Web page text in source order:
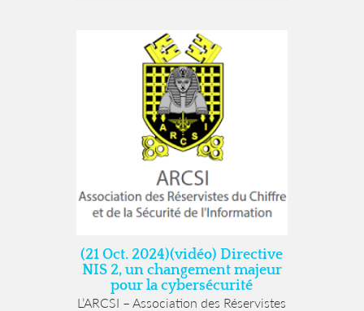
(21 Oct. 2024)(vidéo) Directive
NIS 2, un changement majeur
pour la cybersécurité
L’ARCSI – Association des Réservistes